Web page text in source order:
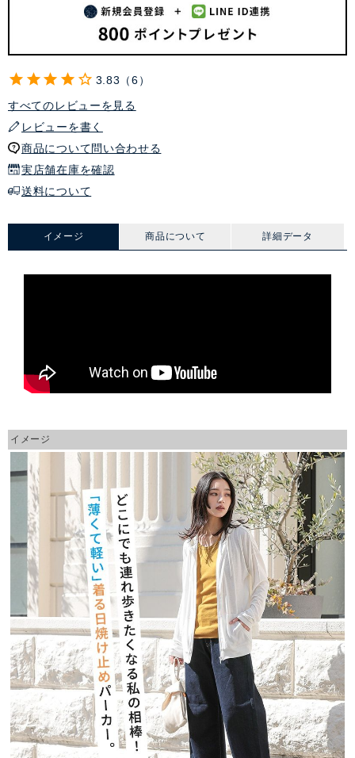
3.83
6
すべてのレビューを見る
レビューを書く
商品について問い合わせる
実店舗在庫を確認
送料について
イメージ 商品について 詳細データ
イメージ